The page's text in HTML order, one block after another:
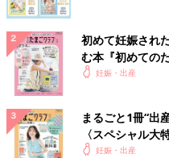
初めて妊娠され
む本『初めての
妊娠・出産
まるごと1冊“出
〈スペシャル
妊娠・出産